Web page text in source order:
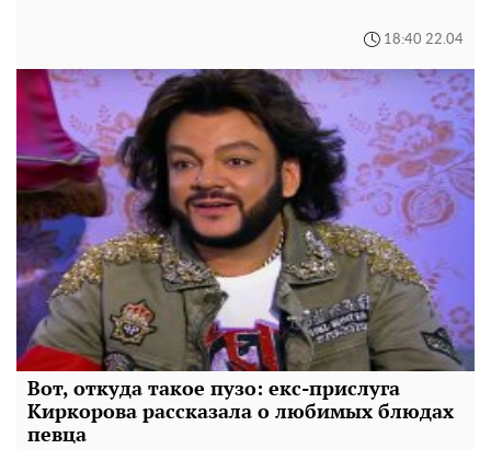
18:40 22.04
Вот, откуда такое пузо: екс-прислуга
Киркорова рассказала о любимых блюдах
певца